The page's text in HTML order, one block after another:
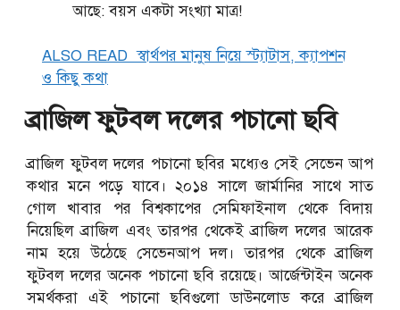
আছে: বয়স একটা সংখ্যা মাত্র!
ALSO READ স্বার্থপর মানুষ নিয়ে স্ট্যাটাস, ক্যাপশন
ও কিছু কথা
ব্রাজিল ফুটবল দলের পচানো ছবি
ব্রাজিল ফুটবল দলের পচানো ছবির মধ্যেও সেই সেভেন আপ
কথার মনে পড়ে যাবে। ২০১৪ সালে জার্মানির সাথে সাত
গোল খাবার পর বিশ্বকাপের সেমিফাইনাল থেকে বিদায়
নিয়েছিল ব্রাজিল এবং তারপর থেকেই ব্রাজিল দলের আরেক
নাম হয়ে উঠেছে সেভেনআপ দল। তারপর থেকে ব্রাজিল
ফুটবল দলের অনেক পচানো ছবি রয়েছে। আর্জেন্টাইন অনেক
সমর্থকরা এই পচানো ছবিগুলো ডাউনলোড করে ব্রাজিল